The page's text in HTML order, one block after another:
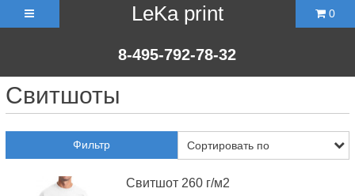
LeKa print
8-495-792-78-32
0
Свитшоты
Фильтр
Cвитшот 260 г/м2